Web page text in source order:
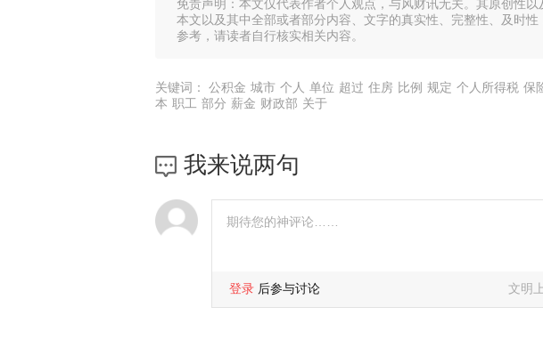
免责声明：本文仅代表作者个人观点，与风财讯无关。其原创性
本文以及其中全部或者部分内容、文字的真实性、完整性、及时
参考，请读者自行核实相关内容。
关键词： 公积金 城市 个人 单位 超过 住房 比例 规定 个人所得税 保
本 职工 部分 薪金 财政部 关于
我来说两句
登录 后参与讨论 文明